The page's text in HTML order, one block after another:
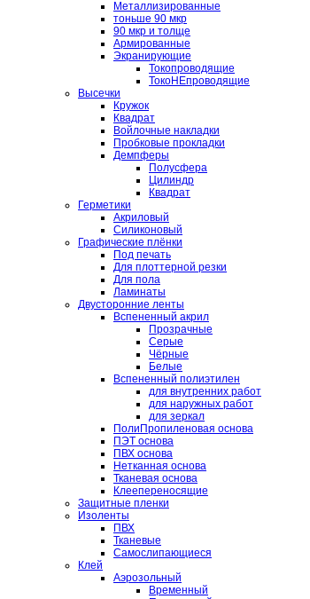
Металлизированные
тоньше 90 мкр
90 мкр и толще
Армированные
Экранирующие
Токопроводящие
ТокоНЕпроводящие
Высечки
Кружок
Квадрат
Войлочные накладки
Пробковые прокладки
Демпферы
Полусфера
Цилиндр
Квадрат
Герметики
Акриловый
Силиконовый
Графические плёнки
Под печать
Для плоттерной резки
Для пола
Ламинаты
Двусторонние ленты
Вспененный акрил
Прозрачные
Серые
Чёрные
Белые
Вспененный полиэтилен
для внутренних работ
для наружных работ
для зеркал
ПолиПропиленовая основа
ПЭТ основа
ПВХ основа
Нетканная основа
Тканевая основа
Клеепереносящие
Защитные пленки
Изоленты
ПВХ
Тканевые
Самослипающиеся
Клей
Аэрозольный
Временный